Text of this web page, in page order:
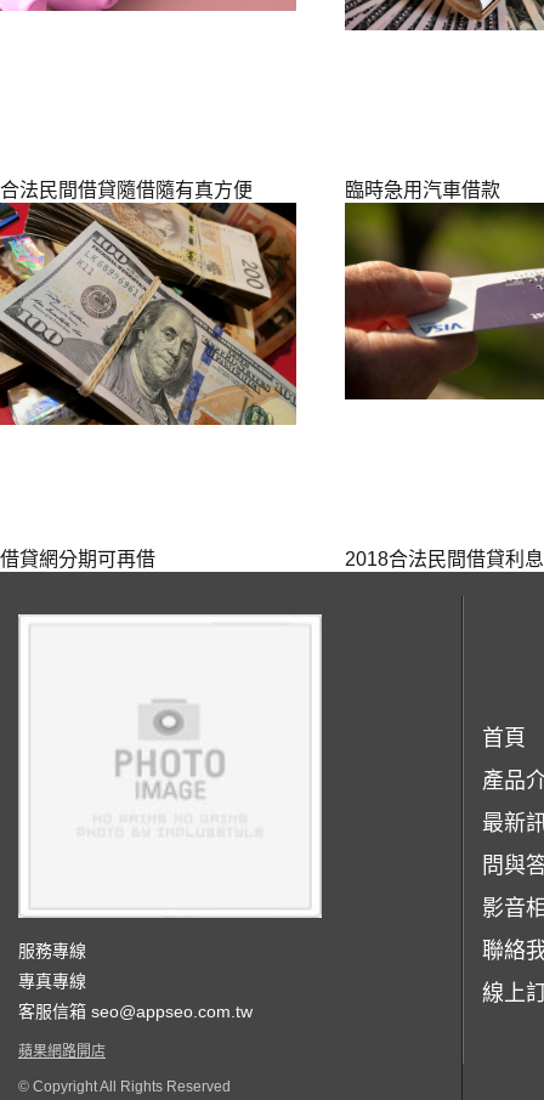
合法民間借貸隨借隨有真方便 臨時急用汽車借款
借貸網分期可再借 2018合法民間借貸利息
服務專線
專真專線
客服信箱 seo@appseo.com.tw
蘋果網路開店
© Copyright All Rights Reserved
首頁
產品
最新
問與
影音
聯絡
線上